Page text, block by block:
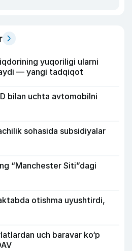
yuqoriligi ularni
— yangi tadqiqot
bilan uchta avtomobilni
sohasida subsidiyalar
“Manchester Siti”dagi
otishma uyushtirdi,
uch baravar ko‘p